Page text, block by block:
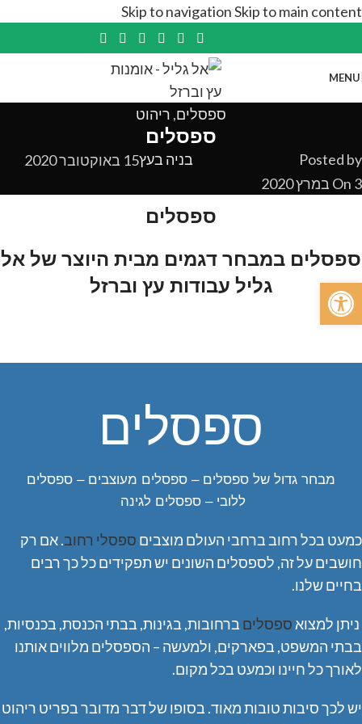
Skip to navigationSkip to main content
MENU
ספסלים, ריהוט
ספסלים
Posted by בניה בעץ15 באוקטובר 2020
On 3 במרץ 2020
ספסלים
ספסלים במבחר דגמים מבית היוצר של אל
גליל עבודות עץ וברזל
ספסלים
מבחר גדול של ספסלים – ספסלים מעוצבים – ספסלים
ללובי – ספסלים לגינה
כמעט בכל רחוב ברחבי העולם מוצבים ספסלי רחוב. אם רק
חושבים על זה, לספסלים השונים יש תפקידים כל כך רבים
בחיים שלנו.
ניתן למצואספסליםברחובות, בגינות, בבתי הכנסת, בכנסיות,
בבתי המשפט, בפארקים, ולמעשה – הספסלים מלווים אותנו
לאורך כל חיינו וכמעט בכל מקום.
יש לכך סיבות טובות מאוד. בסופו של דבר מדובר בפריט ריהוט
פתח סרגל נגישות